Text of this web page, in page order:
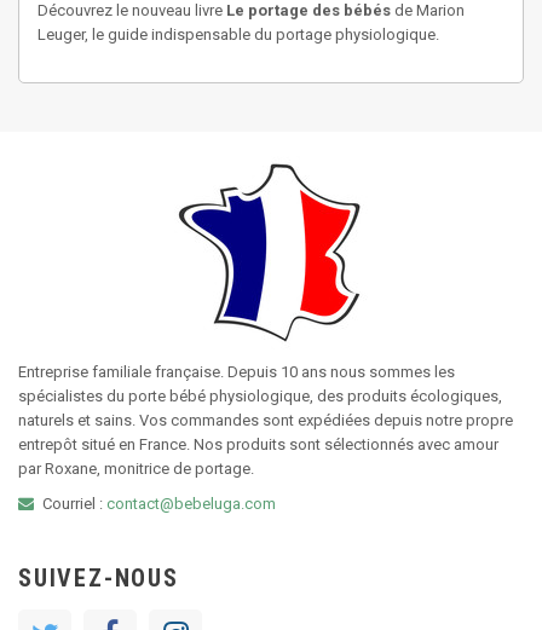
Découvrez le nouveau livre Le portage des bébés de Marion
Leuger, le guide indispensable du portage physiologique.
Entreprise familiale française. Depuis 10 ans nous sommes les
spécialistes du porte bébé physiologique, des produits écologiques,
naturels et sains. Vos commandes sont expédiées depuis notre propre
entrepôt situé en France. Nos produits sont sélectionnés avec amour
par Roxane, monitrice de portage.
Courriel : contact@bebeluga.com
SUIVEZ-NOUS